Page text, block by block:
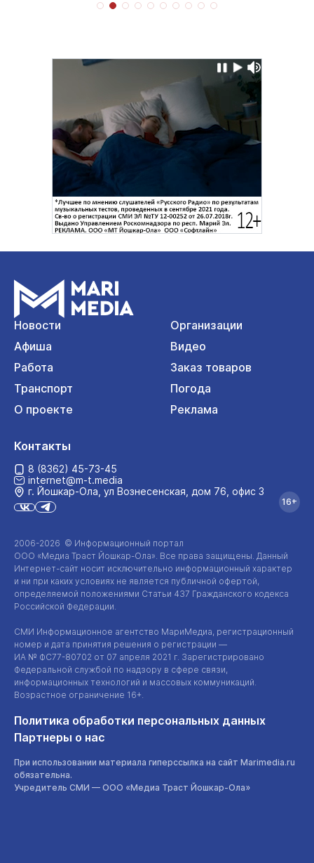
Новости
Организации
Афиша
Видео
Работа
Заказ товаров
Транспорт
Погода
О проекте
Реклама
2006-2026 © Информационный портал
ООО «Медиа Траст Йошкар-Ола». Все права защищены. Данный
Интернет-сайт носит исключительно информационный характер
и ни при каких условиях не является публичной офертой,
определяемой положениями Статьи 437 Гражданского кодекса
Российской Федерации.
СМИ Информационное агентство МариМедиа, регистрационный
номер и дата принятия решения о регистрации —
ИА № ФС77-80702 от 07 апреля 2021 г. Зарегистрировано
Федеральной службой по надзору в сфере связи,
информационных технологий и массовых коммуникаций.
Возрастное ограничение 16+.
Политика обработки персональных данных
Партнеры о нас
При использовании материала гиперссылка на сайт Marimedia.ru
обязательна.
Учредитель СМИ — ООО «Медиа Траст Йошкар-Ола»
Контакты
8 (8362) 45-73-45
internet@m-t.media
г. Йошкар‑Ола, ул Вознесенская, дом 76, офис 3
16+